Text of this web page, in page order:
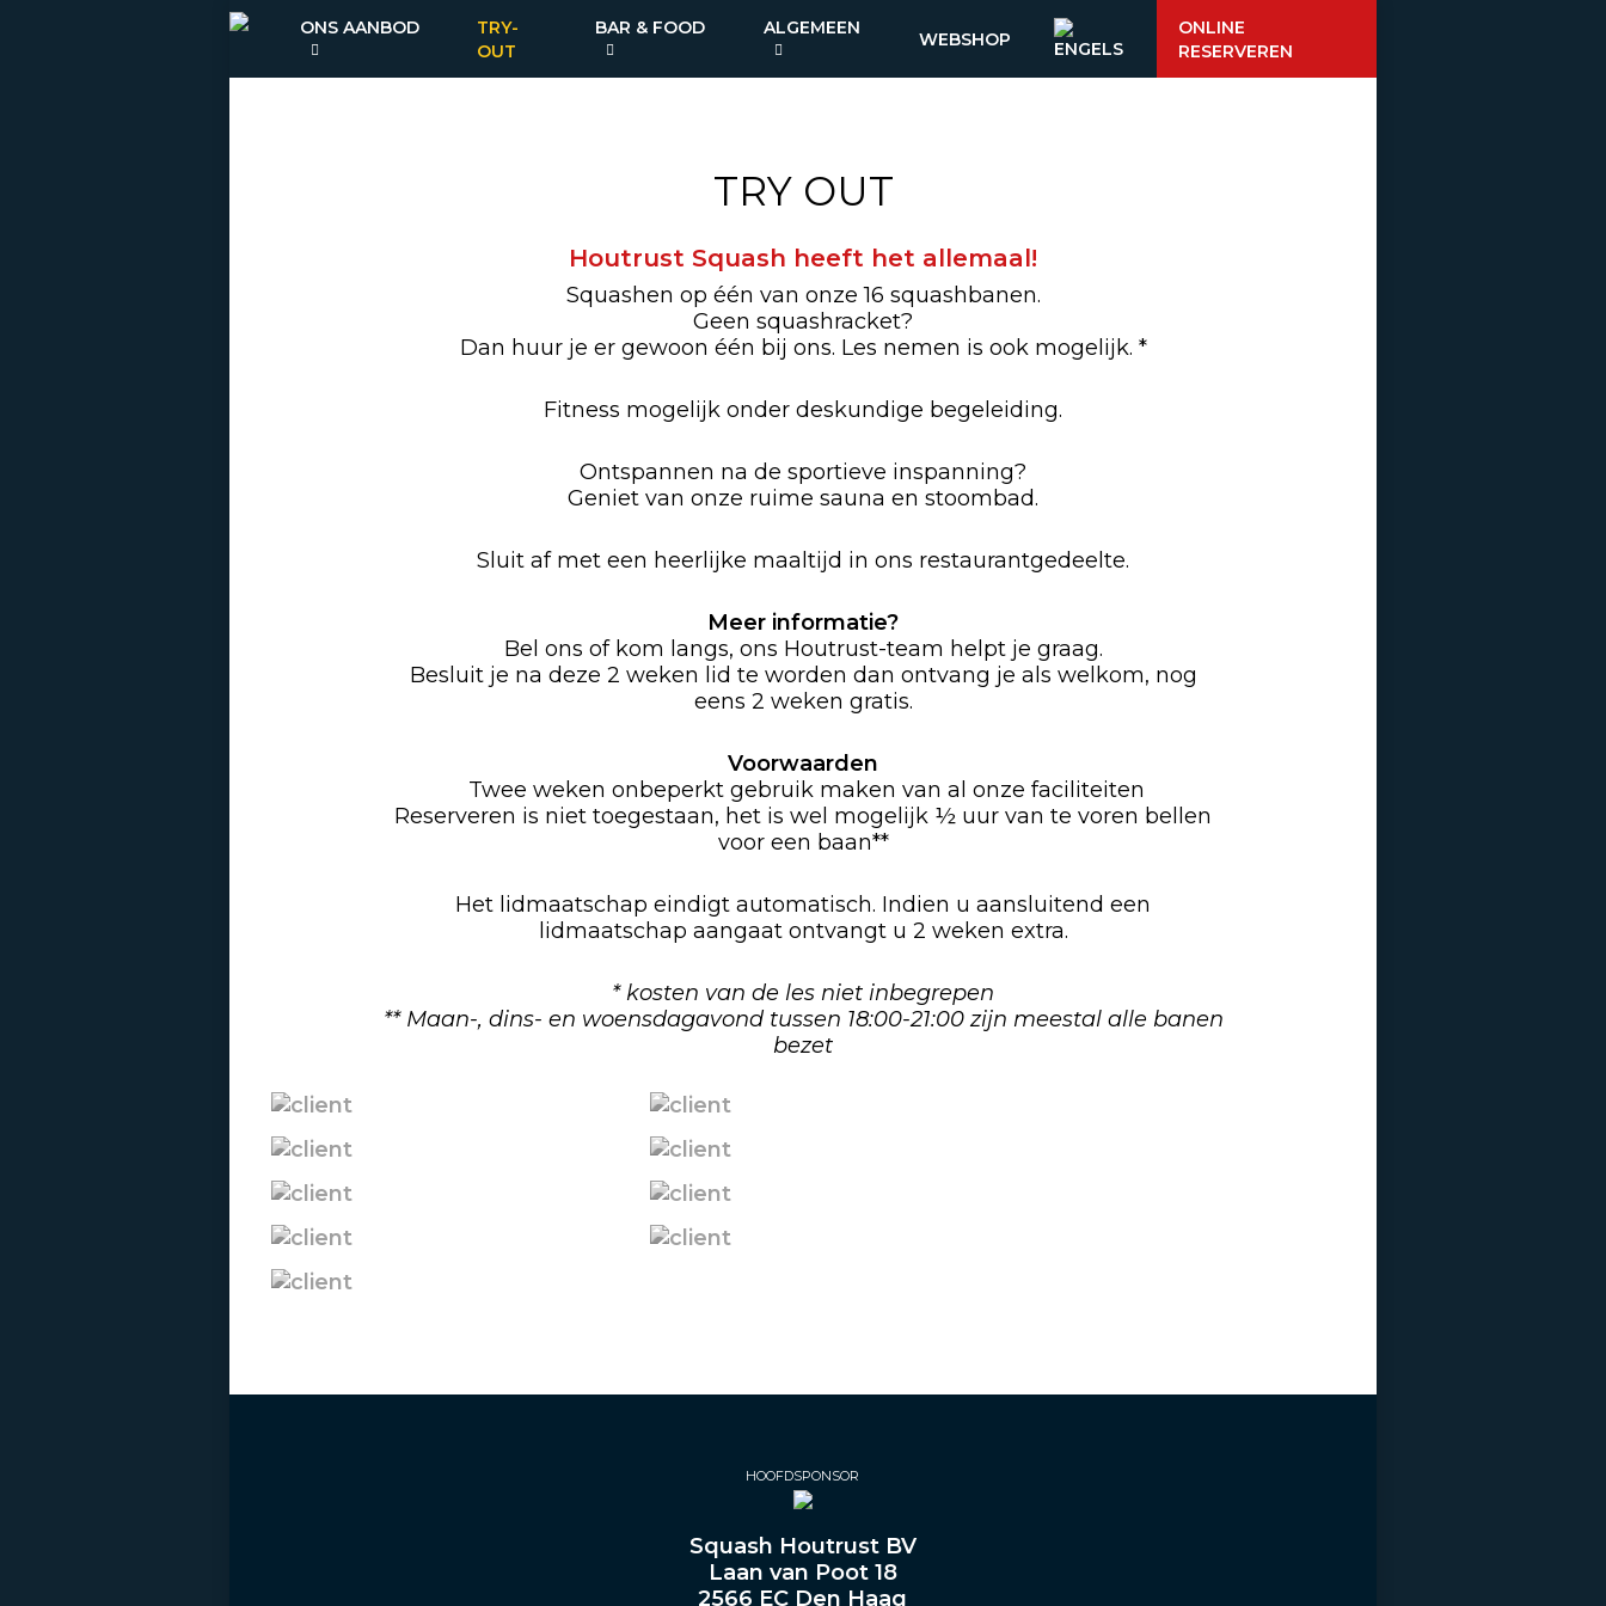
ONS AANBOD
TRY-
OUT
BAR & FOOD ALGEMEEN
WEBSHOP
ONLINE
RESERVEREN
TRY OUT
Houtrust Squash heeft het allemaal!
Squashen op één van onze 16 squashbanen.
Geen squashracket?
Dan huur je er gewoon één bij ons. Les nemen is ook mogelijk. *
Fitness mogelijk onder deskundige begeleiding.
Ontspannen na de sportieve inspanning?
Geniet van onze ruime sauna en stoombad.
Sluit af met een heerlijke maaltijd in ons restaurantgedeelte.
Meer informatie?
Bel ons of kom langs, ons Houtrust-team helpt je graag.
Besluit je na deze 2 weken lid te worden dan ontvang je als welkom, nog
eens 2 weken gratis.
Voorwaarden
Twee weken onbeperkt gebruik maken van al onze faciliteiten
Reserveren is niet toegestaan, het is wel mogelijk ½ uur van te voren bellen
voor een baan**
Het lidmaatschap eindigt automatisch. Indien u aansluitend een
lidmaatschap aangaat ontvangt u 2 weken extra.
* kosten van de les niet inbegrepen
** Maan-, dins- en woensdagavond tussen 18:00-21:00 zijn meestal alle banen
bezet
HOOFDSPONSOR
Squash Houtrust BV
Laan van Poot 18
2566 EC Den Haag